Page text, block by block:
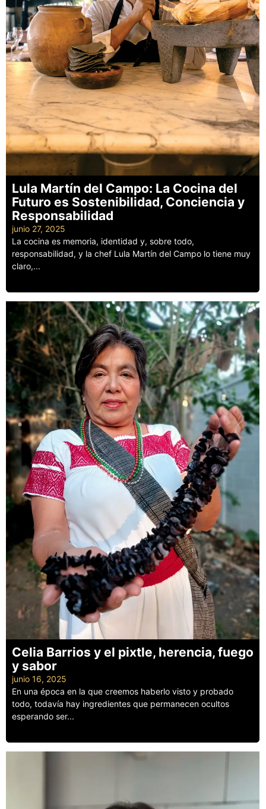
Lula Martín del Campo: La Cocina del
Futuro es Sostenibilidad, Conciencia y
Responsabilidad
junio 27, 2025
La cocina es memoria, identidad y, sobre todo,
responsabilidad, y la chef Lula Martín del Campo lo tiene muy
claro,...
Celia Barrios y el pixtle, herencia, fuego
y sabor
junio 16, 2025
En una época en la que creemos haberlo visto y probado
todo, todavía hay ingredientes que permanecen ocultos
esperando ser...